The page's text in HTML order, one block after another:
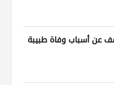
عن أسباب وفاة طبيبة